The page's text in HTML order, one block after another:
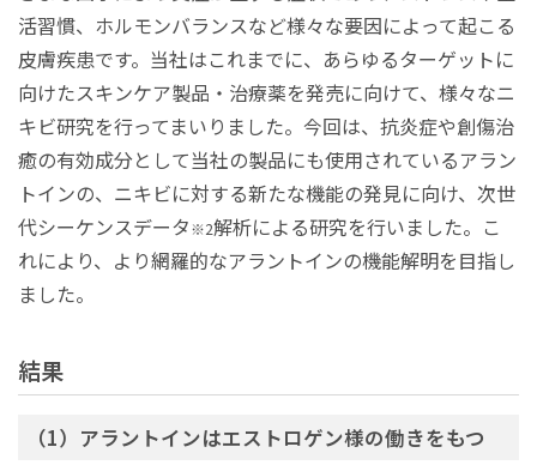
活習慣、ホルモンバランスなど様々な要因によって起こる
皮膚疾患です。当社はこれまでに、あらゆるターゲットに
向けたスキンケア製品・治療薬を発売に向けて、様々なニ
キビ研究を行ってまいりました。今回は、抗炎症や創傷治
癒の有効成分として当社の製品にも使用されているアラン
トインの、ニキビに対する新たな機能の発見に向け、次世
代シーケンスデータ※2解析による研究を行いました。こ
れにより、より網羅的なアラントインの機能解明を目指し
ました。
結果
（1）アラントインはエストロゲン様の働きをもつ